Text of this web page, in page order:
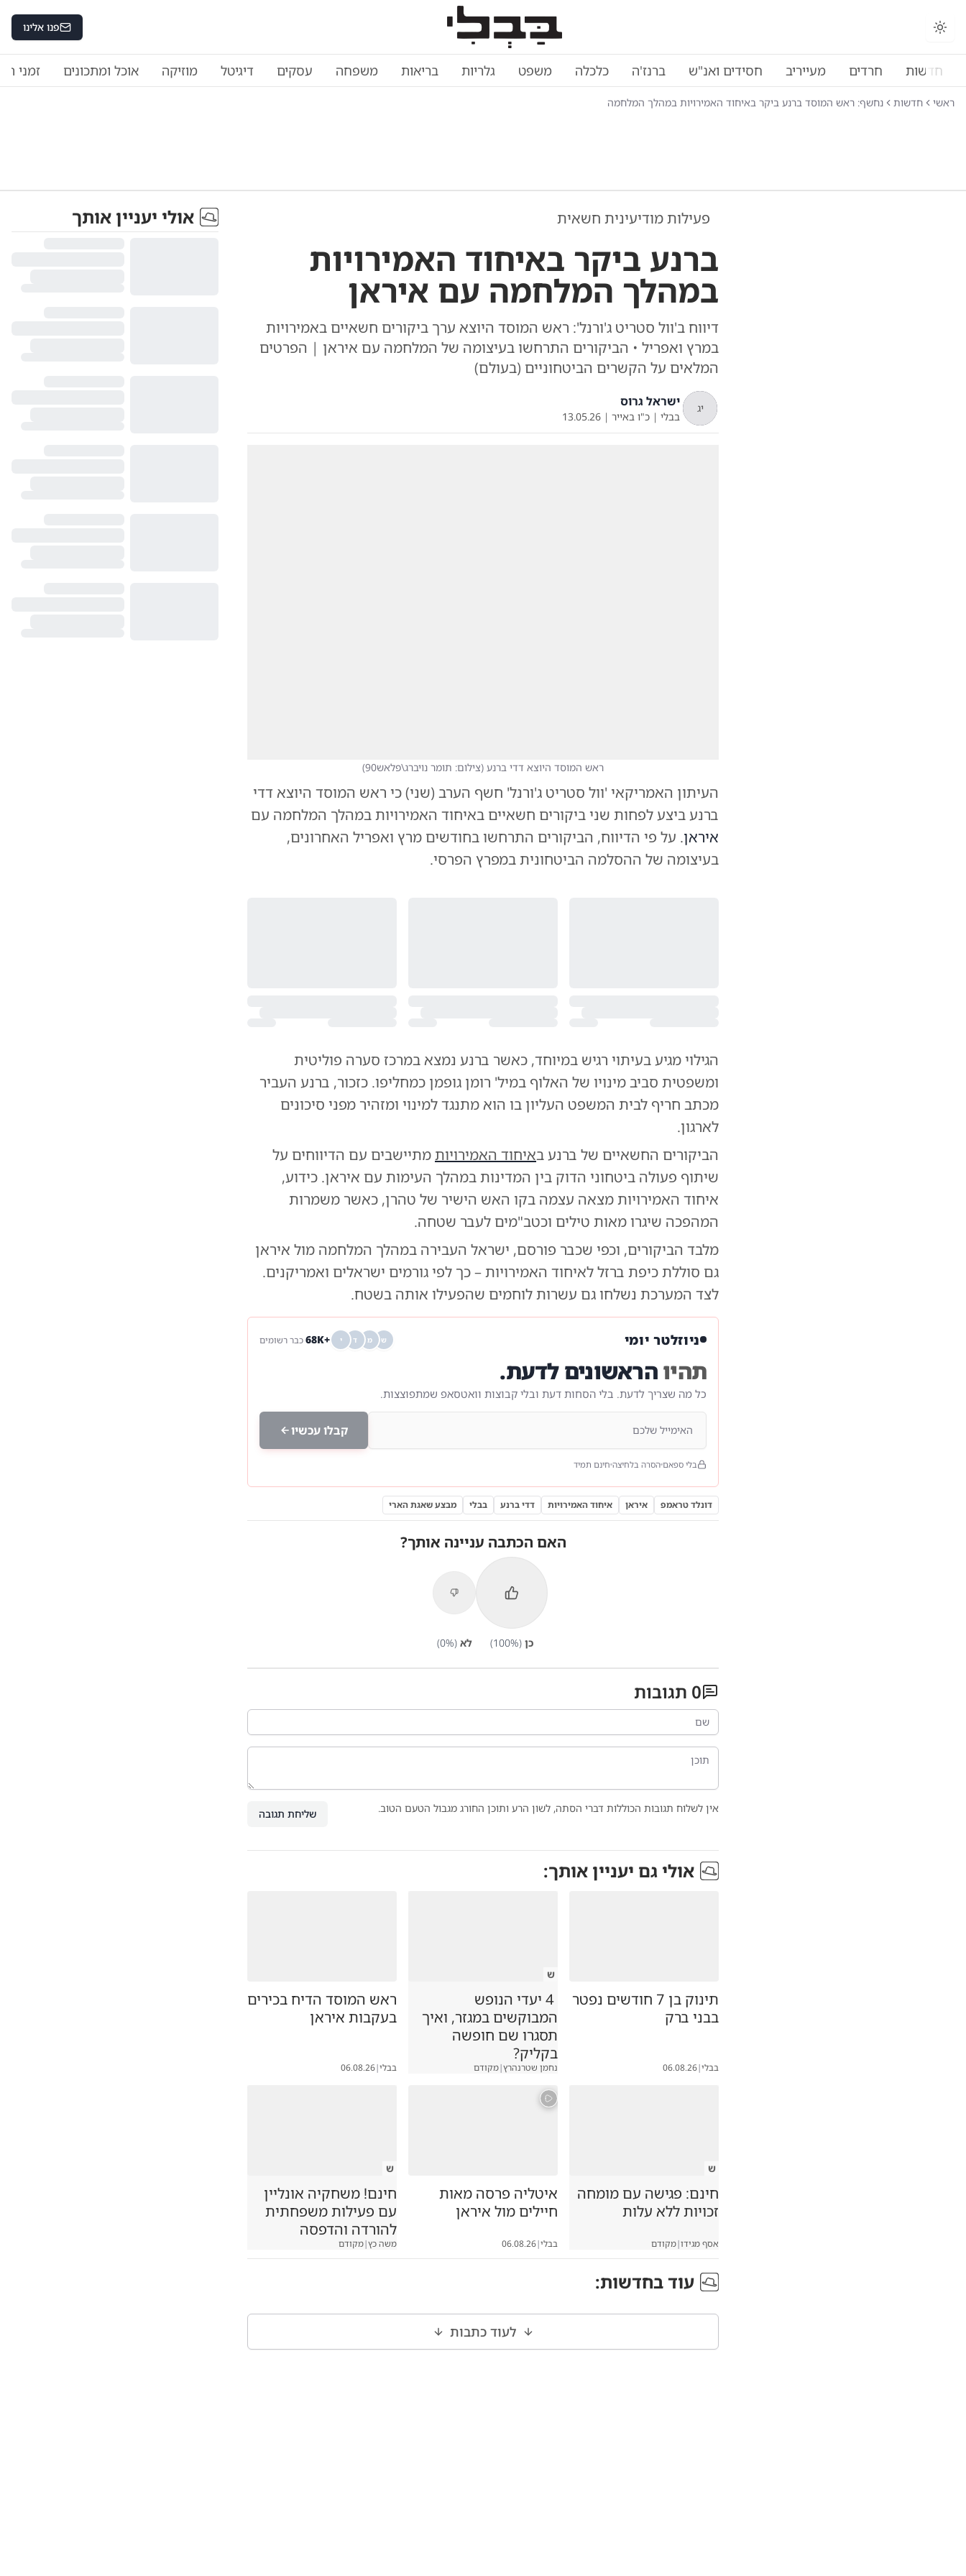
פנו אלינו
חדשות חרדים מעייריב חסידים ואנ"ש ברנז'ה כלכלה משפט גלריות בריאות משפחה עסקים דיגיטל מוזיקה אוכל ומתכונים זמני
ראשי חדשות נחשף: ראש המוסד ברנע ביקר באיחוד האמירויות במהלך המלחמה
פעילות מודיעינית חשאית
ברנע ביקר באיחוד האמירויות
במהלך המלחמה עם איראן
דיווח ב'וול סטריט ג'ורנל': ראש המוסד היוצא ערך ביקורים חשאיים באמירויות
במרץ ואפריל • הביקורים התרחשו בעיצומה של המלחמה עם איראן | הפרטים
המלאים על הקשרים הביטחוניים (בעולם)
יג ישראל גרוס
בבלי| כ"ו באייר |
13.05.26
ראש המוסד היוצא דדי ברנע (צילום: תומר נויברג\פלאש90 )
העיתון האמריקאי 'וול סטריט ג'ורנל' חשף הערב (שני) כי ראש המוסד היוצא דדי
ברנע ביצע לפחות שני ביקורים חשאיים באיחוד האמירויות במהלך המלחמה עם
איראן. על פי הדיווח, הביקורים התרחשו בחודשים מרץ ואפריל האחרונים,
בעיצומה של ההסלמה הביטחונית במפרץ הפרסי.
הגילוי מגיע בעיתוי רגיש במיוחד, כאשר ברנע נמצא במרכז סערה פוליטית
ומשפטית סביב מינויו של האלוף במיל' רומן גופמן כמחליפו. כזכור, ברנע העביר
מכתב חריף לבית המשפט העליון בו הוא מתנגד למינוי ומזהיר מפני סיכונים
לארגון.
הביקורים החשאיים של ברנע באיחוד האמירויותמתיישבים עם הדיווחים על
שיתוף פעולה ביטחוני הדוק בין המדינות במהלך העימות עם איראן. כידוע,
איחוד האמירויות מצאה עצמה בקו האש הישיר של טהרן, כאשר משמרות
המהפכה שיגרו מאות טילים וכטב"מים לעבר שטחה.
מלבד הביקורים, וכפי שכבר פורסם, ישראל העבירה במהלך המלחמה מול איראן
גם סוללת כיפת ברזל לאיחוד האמירויות – כך לפי גורמים ישראלים ואמריקנים.
לצד המערכת נשלחו גם עשרות לוחמים שהפעילו אותה בשטח.
ניוזלטר יומי ש מ ד י +68K כבר רשומים
תהיוהראשונים לדעת.
כל מה שצריך לדעת. בלי הסחות דעת ובלי קבוצות וואטסאפ שמתפוצצות.
קבלו עכשיו
בלי ספאם הסרה בלחיצה חינם תמיד
דונלד טראמפ איראן איחוד האמירויות דדי ברנע בבלי מבצע שאגת הארי
האם הכתבה עניינה אותך?
כן (
100%) לא (
0%)
0 תגובות
אין לשלוח תגובות הכוללות דברי הסתה, לשון הרע ותוכן החורג מגבול הטעם הטוב. שליחת תגובה
אולי גם יעניין אותך:
תינוק בן 7 חודשים נפטר
בבני ברק
בבלי|
06.08.26
ש
4 יעדי הנופש
המבוקשים במגזר, ואיך
תסגרו שם חופשה
בקליק?
נחמן שטרנהרץ|מקודם
ראש המוסד הדיח בכירים
בעקבות איראן
בבלי|
06.08.26
ש
חינם: פגישה עם מומחה
זכויות ללא עלות
אסף מגידו|מקודם
איטליה פרסה מאות
חיילים מול איראן
בבלי|
06.08.26
ש
חינם! משחקיה אונליין
עם פעילות משפחתית
להורדה והדפסה
משה כץ|מקודם
עוד בחדשות:
לעוד כתבות
אולי יעניין אותך